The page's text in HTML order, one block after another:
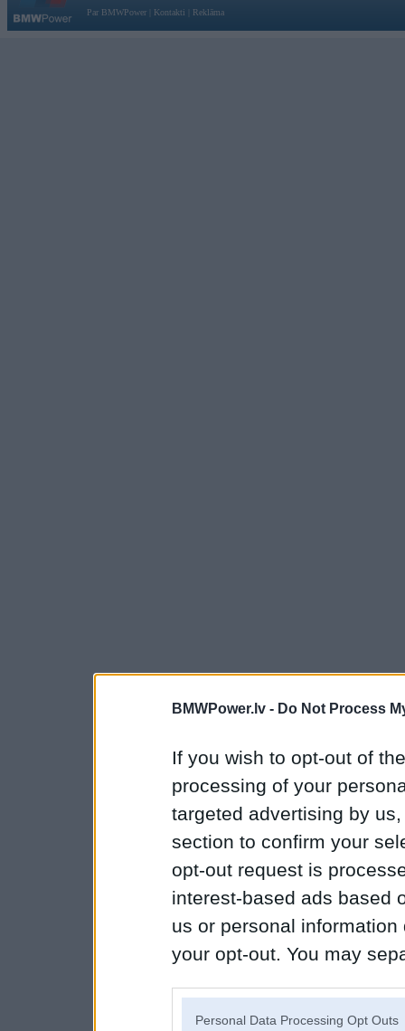
BMWPower.lv - Do Not Process
If you wish to opt-out of
processing of your
targeted advertising by
section to confirm your
opt-out request is
interest-based ads based
us or personal
your opt-out. You may
Personal Data Processing Opt Outs
Par BMWPower
Kontakti Reklāma